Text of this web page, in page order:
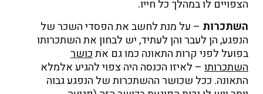
הצפויים לו במהלך כל חייו.
השתכרות – על מנת לחשב את הפסדי השכר של
הנפגע, הן לעבר והן לעתיד, יש לבחון את השתכרותו
בפועל לפני קרות התאונה כמו גם אתכושר
השתכרותו – לאיזו הכנסה היה צפוי להגיע אלמלא
התאונה. ככל שכושר ההשתכרות של הנפגע גבוה